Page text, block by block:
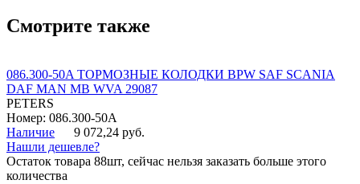
Смотрите также
086.300-50A ТОРМОЗНЫЕ КОЛОДКИ BPW SAF SCANIA
DAF MAN MB WVA 29087
PETERS
Номер: 086.300-50A
Наличие
9 072,24 руб.
Нашли дешевле?
Остаток товара 88шт, сейчас нельзя заказать больше этого
количества